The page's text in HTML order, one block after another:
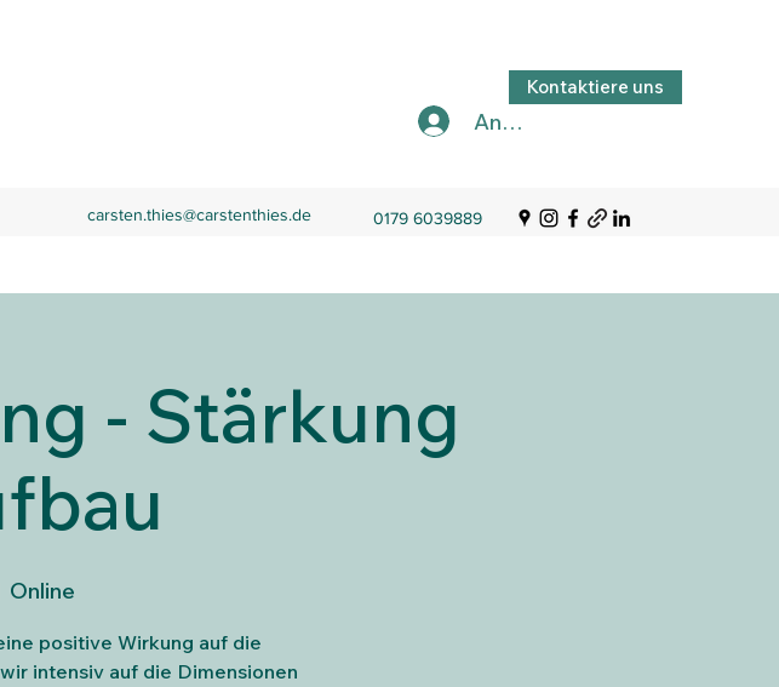
Anmelden
Kontaktiere uns
carsten.thies@carstenthies.de 0179 6039889
- Stärkung
Online
positive Wirkung auf die
intensiv auf die Dimensionen